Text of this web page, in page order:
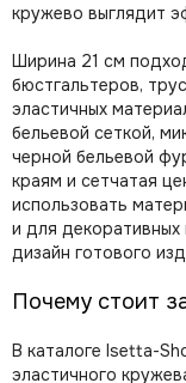
кружево выглядит
Ширина 21 см
бюстгальтеров,
эластичных
бельевой сеткой,
черной бельевой
краям и сетчатая
использовать
и для декоративных
дизайн готового
Почему стоит
В каталоге Isetta-
эластичного